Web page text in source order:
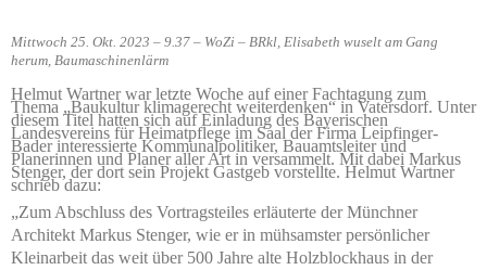
Mittwoch 25. Okt. 2023 – 9.37 – WoZi – BRkl, Elisabeth wuselt am Gang
herum, Baumaschinenlärm
Helmut Wartner war letzte Woche auf einer Fachtagung zum
Thema „Baukultur klimagerecht weiterdenken“ in Vatersdorf. Unter
diesem Titel hatten sich auf Einladung des Bayerischen
Landesvereins für Heimatpflege im Saal der Firma Leipfinger-
Bader interessierte Kommunalpolitiker, Bauamtsleiter und
Planerinnen und Planer aller Art in versammelt. Mit dabei Markus
Stenger, der dort sein Projekt Gastgeb vorstellte. Helmut Wartner
schrieb dazu:
„Zum Abschluss des Vortragsteiles erläuterte der Münchner
Architekt Markus Stenger, wie er in mühsamster persönlicher
Kleinarbeit das weit über 500 Jahre alte Holzblockhaus in der